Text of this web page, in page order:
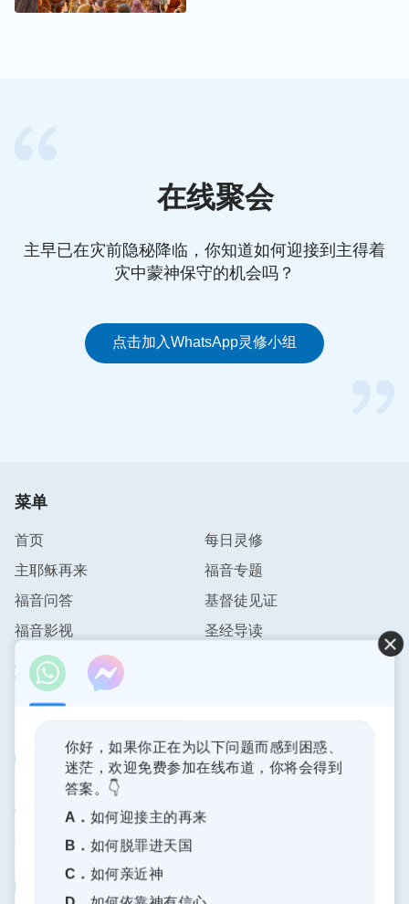
在线聚会
主早已在灾前隐秘降临，你知道如何迎接到主得着
灾中蒙神保守的机会吗？
点击加入WhatsApp灵修小组
菜单
首页
每日灵修
主耶稣再来
福音专题
福音问答
基督徒见证
福音影视
圣经导读
联系我们
神的国度降临了
神的国度已经降临在人间！你想进入神的国度吗？
你好，如果你正在为以下问题而感到困惑、
迷茫，欢迎免费参加在线布道，你将会得到
答案。👇
A． 如何迎接主的再来
B． 如何脱罪进天国
C． 如何亲近神